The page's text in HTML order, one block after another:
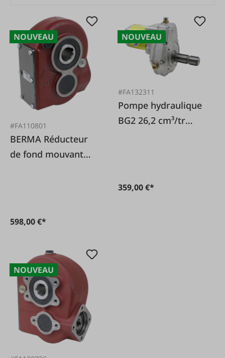
NOUVEAU
#FA110801
BERMA Réducteur
de fond mouvant
598,00 €*
NOUVEAU
#FA132311
Pompe hydraulique
BG2 26,2 cm³/tr
359,00 €*
NOUVEAU